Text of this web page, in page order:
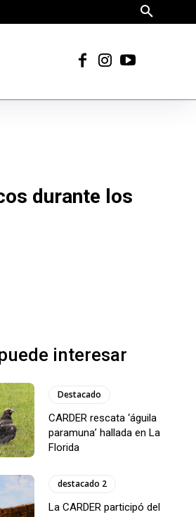
durante los
interesar
Destacado
CARDER rescata ‘águila
paramuna’ hallada en La
Florida
destacado 2
La CARDER participó del